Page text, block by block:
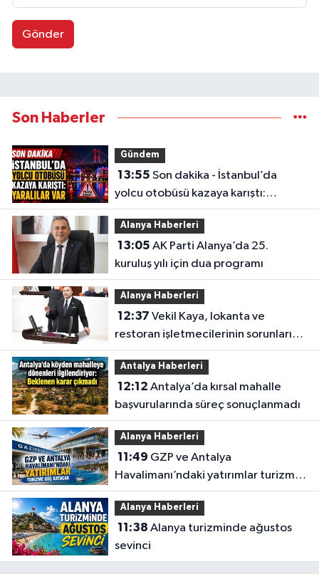
Gönder
Son Haberler
Gündem
13:55
yolcu otobüsü kazaya karıştı:
Yaralılar var
Alanya Haberleri
13:05
kuruluş yılı için dua programı
Alanya Haberleri
12:37
restoran işletmecilerinin sorunlarını
TBMM’ye taşıdı
Antalya Haberleri
12:12
başvurularında süreç sonuçlanmadı
Alanya Haberleri
11:49
Havalimanı’ndaki yatırımlar turizme
güç katacak
Alanya Haberleri
11:38
sevinci